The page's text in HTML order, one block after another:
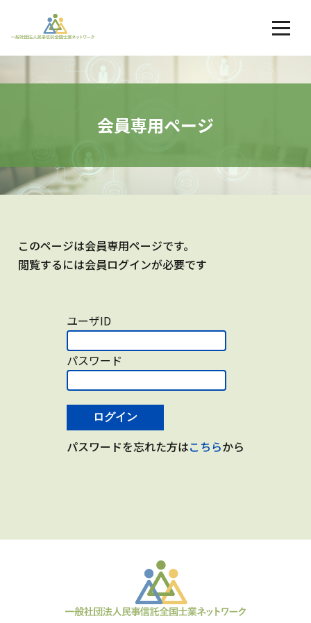
会員専用ページ
このページは会員専用ページです。
閲覧するには会員ログインが必要です
ユーザID
パスワード
ログイン
パスワードを忘れた方はこちらから